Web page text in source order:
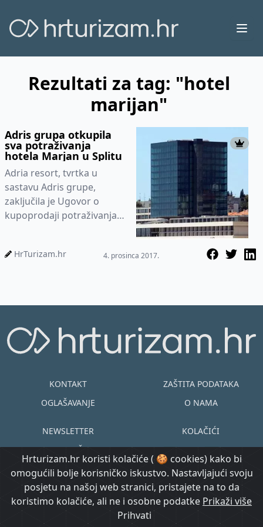
Rezultati za tag: "hotel
marijan"
Adris grupa otkupila
sva potraživanja
hotela Marjan u Splitu
Adria resort, tvrtka u
sastavu Adris grupe,
zaključila je Ugovor o
kupoprodaji potraživanja s
društ...
HrTurizam.hr 4. prosinca 2017.
Hrturizam.hr koristi kolačiće ( 🍪 cookies) kako bi
omogućili bolje korisničko iskustvo. Nastavljajući svoju
posjetu na našoj web stranici, pristajete na to da
koristimo kolačiće, ali ne i osobne podatke Prikaži više
Prihvati
KONTAKT
OGLAŠAVANJE
ZAŠTITA PODATAKA
O NAMA
NEWSLETTER
UVJETI KORIŠTENJA
KOLAČIĆI
EN HR
© Copyright
2015.-2026.
@ Created by
Morgan Code
Prijavi se